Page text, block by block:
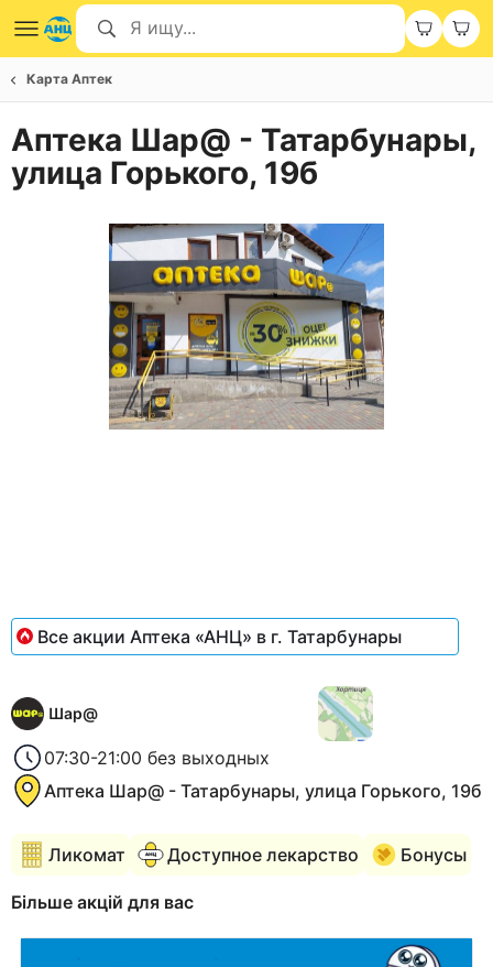
Карта Аптек
Аптека Шар@ - Татарбунары,
улица Горького, 19б
Все акции Аптека «АНЦ» в г. Татарбунары
Шар@
07:30-21:00 без выходных
Аптека Шар@ - Татарбунары, улица Горького, 19б
Ликомат Доступное лекарство Бонусы
Більше акцій для вас